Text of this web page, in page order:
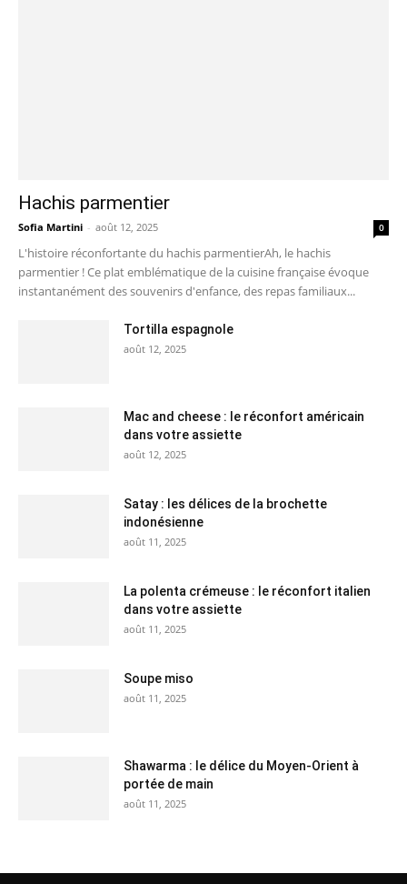
Hachis parmentier
Sofia Martini - août 12, 2025 0
L'histoire réconfortante du hachis parmentierAh, le hachis
parmentier ! Ce plat emblématique de la cuisine française évoque
instantanément des souvenirs d'enfance, des repas familiaux...
Tortilla espagnole
août 12, 2025
Mac and cheese : le réconfort américain
dans votre assiette
août 12, 2025
Satay : les délices de la brochette
indonésienne
août 11, 2025
La polenta crémeuse : le réconfort italien
dans votre assiette
août 11, 2025
Soupe miso
août 11, 2025
Shawarma : le délice du Moyen-Orient à
portée de main
août 11, 2025